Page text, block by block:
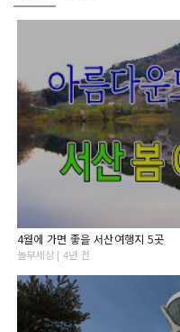
4월에 가면 좋을 서산여행지 5곳
놀부세상 | 4년 전